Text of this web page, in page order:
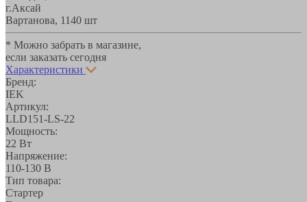
г.Аксай
Вартанова, 1140 шт
* Можно забрать в магазине,
если заказать сегодня
Характеристики
Бренд:
IEK
Артикул:
LLD151-LS-22
Мощность:
22 Вт
Напряжение:
110-130 В
Тип товара:
Стартер